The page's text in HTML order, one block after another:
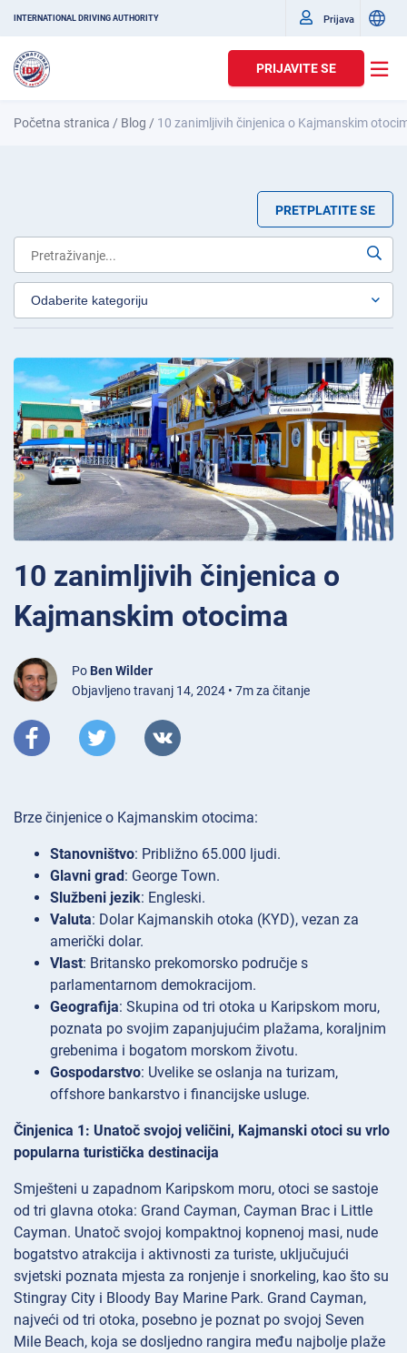
INTERNATIONAL DRIVING AUTHORITY Prijava
PRIJAVITE SE
Početna stranica / Blog / 10 zanimljivih činjenica o Kajmanskim
PRETPLATITE SE
10 zanimljivih činjenica o
Kajmanskim otocima
Po Ben Wilder
Objavljeno travanj 14, 2024 • 7m za čitanje
Brze činjenice o Kajmanskim otocima:
Stanovništvo: Približno 65.000 ljudi.
Glavni grad: George Town.
Službeni jezik: Engleski.
Valuta: Dolar Kajmanskih otoka (KYD), vezan za
američki dolar.
Vlast: Britansko prekomorsko područje s
parlamentarnom demokracijom.
Geografija: Skupina od tri otoka u Karipskom moru,
poznata po svojim zapanjujućim plažama, koraljnim
grebenima i bogatom morskom životu.
Gospodarstvo: Uvelike se oslanja na turizam,
offshore bankarstvo i financijske usluge.
Činjenica 1: Unatoč svojoj veličini, Kajmanski otoci su vrlo
popularna turistička destinacija
Smješteni u zapadnom Karipskom moru, otoci se sastoje
od tri glavna otoka: Grand Cayman, Cayman Brac i Little
Cayman. Unatoč svojoj kompaktnoj kopnenoj masi, nude
bogatstvo atrakcija i aktivnosti za turiste, uključujući
svjetski poznata mjesta za ronjenje i snorkeling, kao što su
Stingray City i Bloody Bay Marine Park. Grand Cayman,
najveći od tri otoka, posebno je poznat po svojoj Seven
Mile Beach, koja se dosljedno rangira među najbolje plaže